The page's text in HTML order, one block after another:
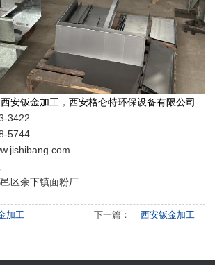
西安钣金加工 ，西安格仑特环保设备有限公司
3422
5744
区余下镇面粉厂
加工 下一篇： 西安钣金加工